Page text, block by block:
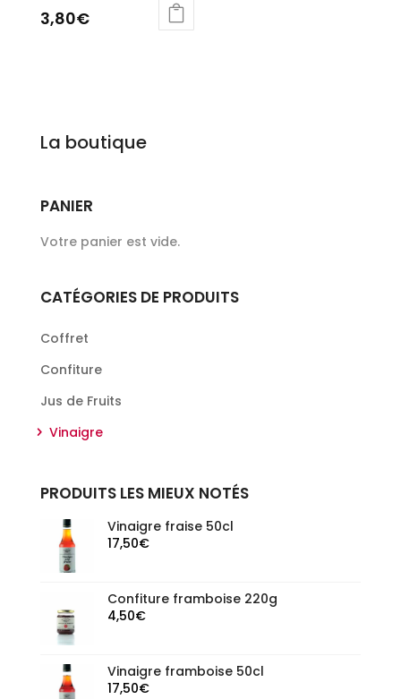
3,80€
La boutique
PANIER
Votre panier est vide.
CATÉGORIES DE PRODUITS
Coffret
Confiture
Jus de Fruits
Vinaigre
PRODUITS LES MIEUX NOTÉS
Vinaigre fraise 50cl
17,50€
Confiture framboise 220g
4,50€
Vinaigre framboise 50cl
17,50€